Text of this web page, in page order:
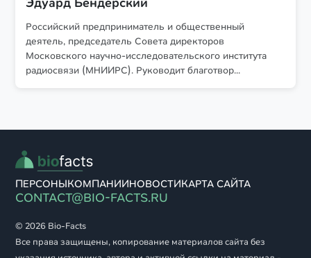
Российский предприниматель и общественный
деятель, председатель Совета директоров
Московского научно-исследовательского института
радиосвязи (МНИИРС). Руководит благотвор...
ПЕРСОНЫКОМПАНИИНОВОСТИКАРТА САЙТА
CONTACT@BIO-FACTS.RU
© 2026 Bio-Facts
Все права защищены, копирование материалов сайта без